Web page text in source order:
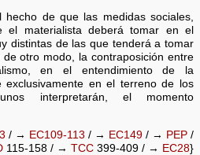
de que las medidas sociales,
el materialista deberá tomar en el
distintas de las que tenderá a tomar
otro modo, la contraposición entre
en el entendimiento de la
exclusivamente en el terreno de los
interpretarán, el momento
/ → EC109-113 / → EC149/ → PEP/
115-158 / → TCC399-409 / → EC28}